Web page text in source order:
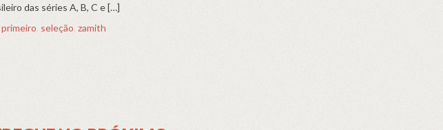
das séries A, B, C e […]
primeiro, seleção, zamith